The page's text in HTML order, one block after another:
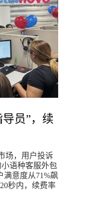
员”，续
场，用户投诉
小语种客服外包
满意度从71%飙
秒内，续费率